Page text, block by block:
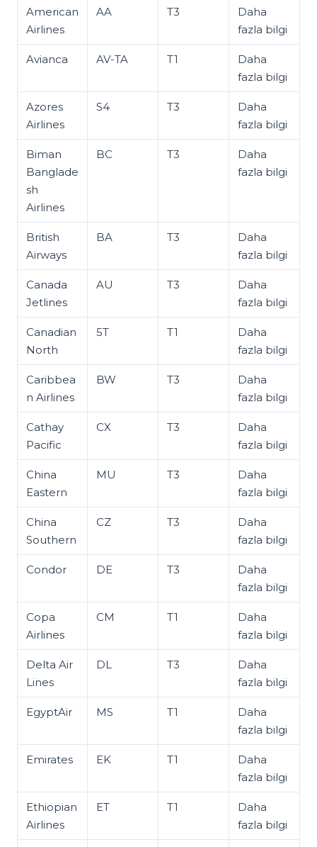
American
Airlines
AA T3
Daha
fazla bilgi
Avianca AV-TA T1
Daha
fazla bilgi
Azores
Airlines
S4 T3
Daha
fazla bilgi
Biman
Banglade
sh
Airlines
BC T3
Daha
fazla bilgi
British
Airways
BA T3
Daha
fazla bilgi
Canada
Jetlines
AU T3
Daha
fazla bilgi
Canadian
North
5T T1
Daha
fazla bilgi
Caribbea
n Airlines
BW T3
Daha
fazla bilgi
Cathay
Pacific
CX T3
Daha
fazla bilgi
China
Eastern
MU T3
Daha
fazla bilgi
China
Southern
CZ T3
Daha
fazla bilgi
Condor DE T3
Daha
fazla bilgi
Copa
Airlines
CM T1
Daha
fazla bilgi
Delta Air
Lines
DL T3
Daha
fazla bilgi
EgyptAir MS T1
Daha
fazla bilgi
Emirates EK T1
Daha
fazla bilgi
Ethiopian
Airlines
ET T1
Daha
fazla bilgi